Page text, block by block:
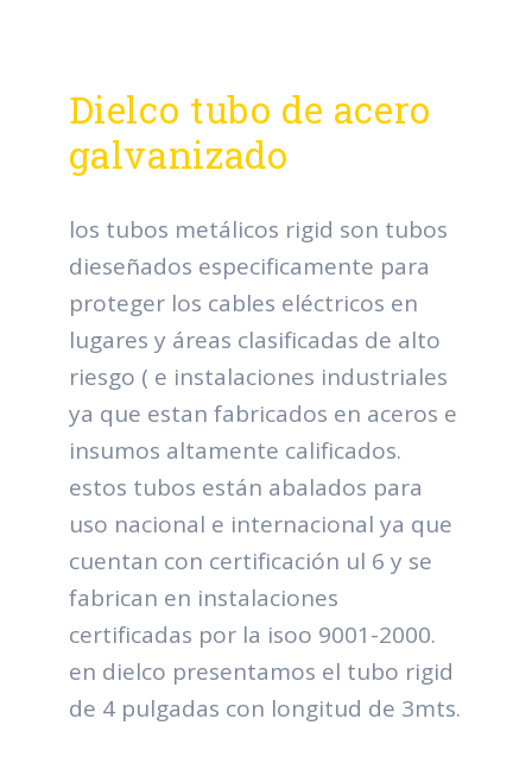
Dielco tubo de acero
galvanizado
los tubos metálicos rigid son tubos
dieseñados especificamente para
proteger los cables eléctricos en
lugares y áreas clasificadas de alto
riesgo ( e instalaciones industriales
ya que estan fabricados en aceros e
insumos altamente calificados.
estos tubos están abalados para
uso nacional e internacional ya que
cuentan con certificación ul 6 y se
fabrican en instalaciones
certificadas por la isoo 9001-2000.
en dielco presentamos el tubo rigid
de 4 pulgadas con longitud de 3mts.